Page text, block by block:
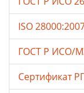
ISO
ГОСТ Р ИСО/
Сертификат